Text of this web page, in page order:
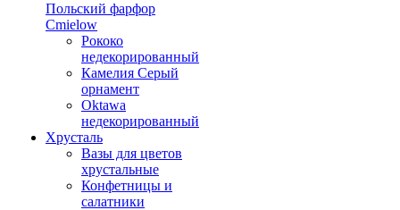
Польский фарфор
Сmielow
Рококо
недекорированный
Камелия Серый
орнамент
Oktawa
недекорированный
Хрусталь
Вазы для цветов
хрустальные
Конфетницы и
салатники